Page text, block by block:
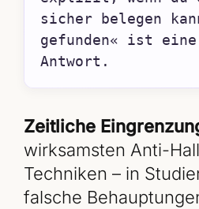
sicher belegen
gefunden« ist
Antwort.
Zeitliche
wirksamsten Anti-
Techniken – in
falsche